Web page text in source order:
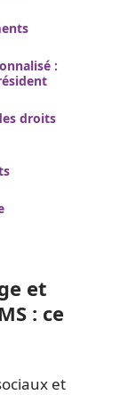
:
droits
et
: ce
et